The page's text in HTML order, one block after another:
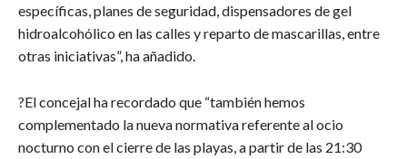
específicas, planes de seguridad, dispensadores de gel
hidroalcohólico en las calles y reparto de mascarillas, entre
otras iniciativas”, ha añadido.
?El concejal ha recordado que “también hemos
complementado la nueva normativa referente al ocio
nocturno con el cierre de las playas, a partir de las 21:30